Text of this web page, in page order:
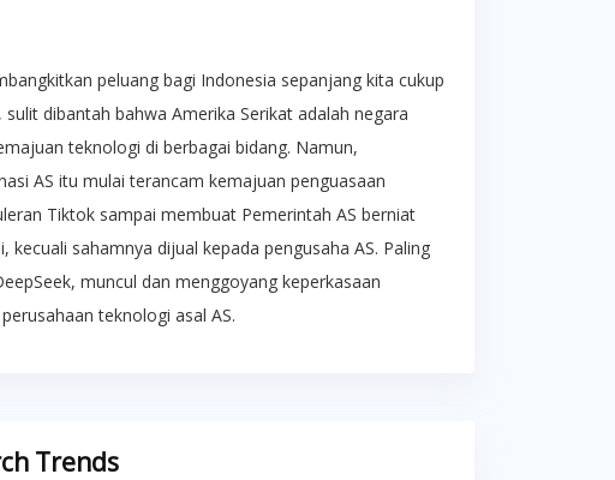
peluang bagi Indonesia sepanjang kita cukup
dibantah bahwa Amerika Serikat adalah negara
teknologi di berbagai bidang. Namun,
AS itu mulai terancam kemajuan penguasaan
Tiktok sampai membuat Pemerintah AS berniat
sahamnya dijual kepada pengusaha AS. Paling
muncul dan menggoyang keperkasaan
teknologi asal AS.
Trends